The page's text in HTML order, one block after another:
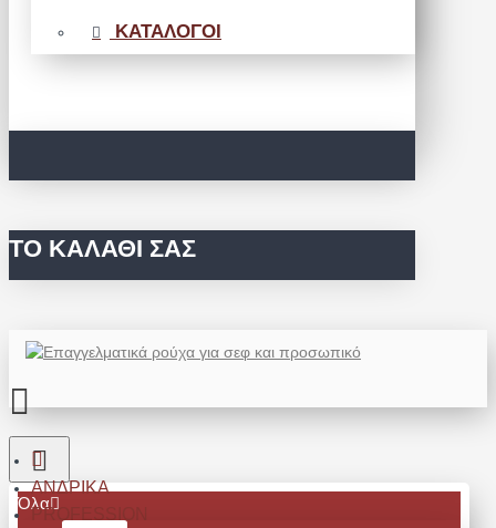
ΚΑΤΑΛΟΓΟΙ
ΤΟ ΚΑΛΆΘΙ ΣΑΣ
Όλα
ΑΝΔΡΙΚΆ
PROFESSION